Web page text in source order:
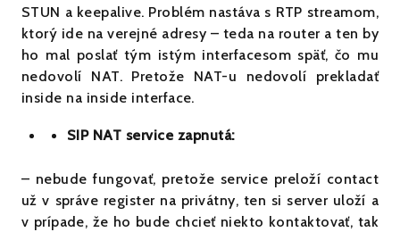
STUN a keepalive. Problém nastáva s RTP streamom,
ktorý ide na verejné adresy – teda na router a ten by
ho mal poslať tým istým interfacesom späť, čo mu
nedovolí NAT. Pretože NAT-u nedovolí prekladať
inside na inside interface.
SIP NAT service zapnutá:
– nebude fungovať, pretože service preloží contact
už v správe register na privátny, ten si server uloží a
v prípade, že ho bude chcieť niekto kontaktovať, tak